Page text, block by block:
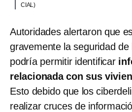
CIAL)
Autoridades alertaron que
gravemente la seguridad
podría permitir identificar
relacionada con sus
Esto debido que los
realizar cruces de